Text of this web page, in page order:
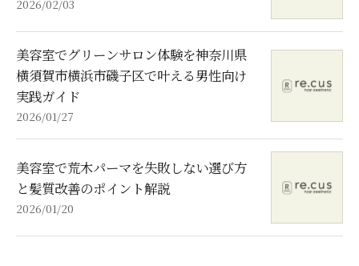
2026/02/03
美容室でグリーンサロン体験を神奈川県
横須賀市横浜市磯子区で叶える男性向け
実践ガイド
2026/01/27
美容室で荒木パーマを失敗しない選び方
と髪質改善のポイント解説
2026/01/20